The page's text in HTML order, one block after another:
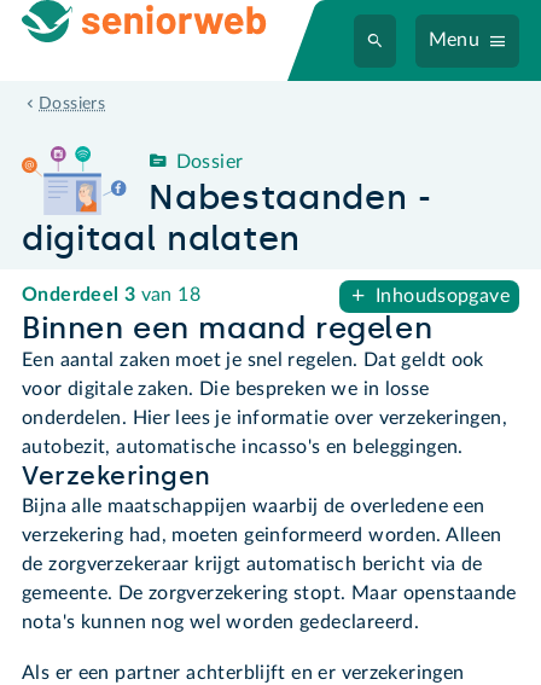
Menu
Dossiers
Nabestaanden - digitaal nalaten
Dossier
Nabestaanden -
digitaal nalaten
Onderdeel 3 van 18 Inhoudsopgave
Binnen een maand regelen
Een aantal zaken moet je snel regelen. Dat geldt ook
voor digitale zaken. Die bespreken we in losse
onderdelen. Hier lees je informatie over verzekeringen,
autobezit, automatische incasso's en beleggingen.
Verzekeringen
Bijna alle maatschappijen waarbij de overledene een
verzekering had, moeten geinformeerd worden. Alleen
de zorgverzekeraar krijgt automatisch bericht via de
gemeente. De zorgverzekering stopt. Maar openstaande
nota's kunnen nog wel worden gedeclareerd.
Als er een partner achterblijft en er verzekeringen